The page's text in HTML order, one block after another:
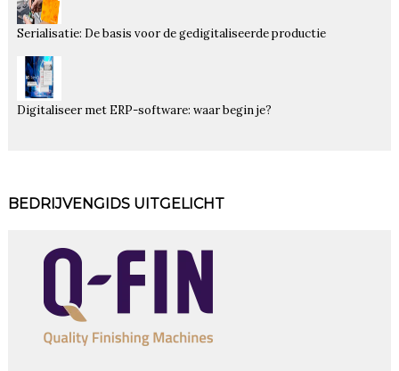
Serialisatie: De basis voor de gedigitaliseerde productie
Digitaliseer met ERP-software: waar begin je?
BEDRIJVENGIDS UITGELICHT